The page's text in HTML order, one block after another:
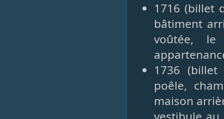
1716 (billet
bâtiment
voûtée,
1736 (billet
poêle,
maison